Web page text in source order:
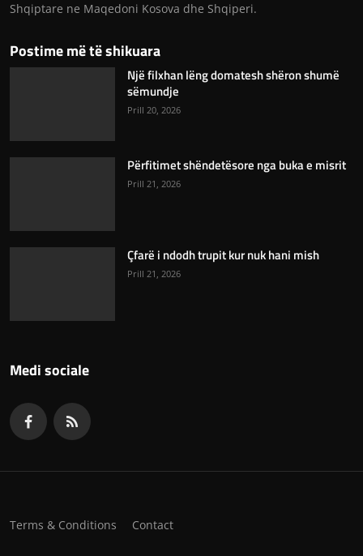
Shqiptare ne Maqedoni Kosova dhe Shqiperi.
Postime më të shikuara
Një filxhan lëng domatesh shëron shumë
sëmundje
Prill 20, 2026
Përfitimet shëndetësore nga buka e misrit
Prill 21, 2026
Çfarë i ndodh trupit kur nuk hani mish
Prill 21, 2026
Medi sociale
Terms & Conditions Contact